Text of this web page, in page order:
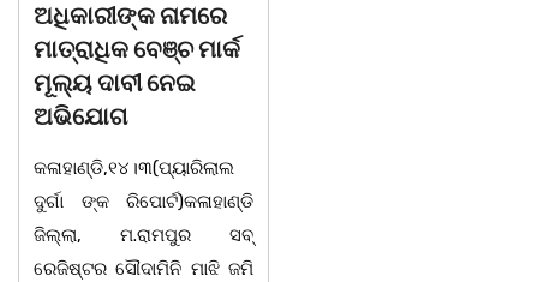
ଅଧିକାରୀଙ୍କ ନାମରେ
ମାତ୍ରାଧିକ ବେଞ୍ଚ ମାର୍କ
ମୂଲ୍ୟ ଦାବୀ ନେଇ
ଅଭିଯୋଗ
କଳାହାଣ୍ଡି,୧୪।୩(ପ୍ୟାରିଲାଲ
ଦୁର୍ଗା ଙ୍କ ରିପୋର୍ଟ)କଳାହାଣ୍ଡି
ଜିଲ୍ଲା, ମ.ରାମପୁର ସବ୍
ରେଜିଷ୍ଟର ସୌଦାମିନି ମାଝି ଜମି